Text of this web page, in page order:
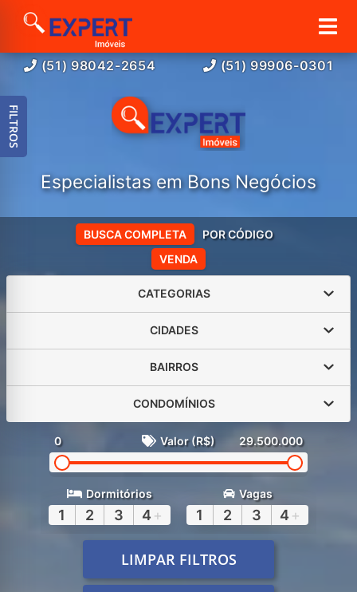
(51) 98042-2654 (51) 99906-0301
Especialistas em Bons Negócios
VENDA
BUSCA COMPLETA POR CÓDIGO
CATEGORIAS
CIDADES
BAIRROS
CONDOMÍNIOS
0 Valor (R$) 29.500.000
Dormitórios
1 2 3 4 +
Vagas
1 2 3 4 +
LIMPAR FILTROS
FILTROS